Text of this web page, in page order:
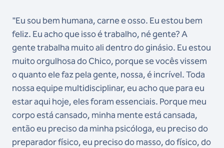
"Eu sou bem humana, carne e osso. Eu estou bem
feliz. Eu acho que isso é trabalho, né gente? A
gente trabalha muito ali dentro do ginásio. Eu estou
muito orgulhosa do Chico, porque se vocês vissem
o quanto ele faz pela gente, nossa, é incrível. Toda
nossa equipe multidisciplinar, eu acho que para eu
estar aqui hoje, eles foram essenciais. Porque meu
corpo está cansado, minha mente está cansada,
então eu preciso da minha psicóloga, eu preciso do
preparador físico, eu preciso do masso, do físico, do